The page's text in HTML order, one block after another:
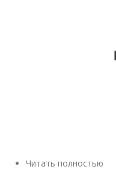
Читать полностью